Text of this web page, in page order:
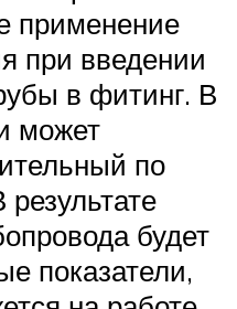
применение
при введении
в фитинг. В
может
по
будет
показатели,